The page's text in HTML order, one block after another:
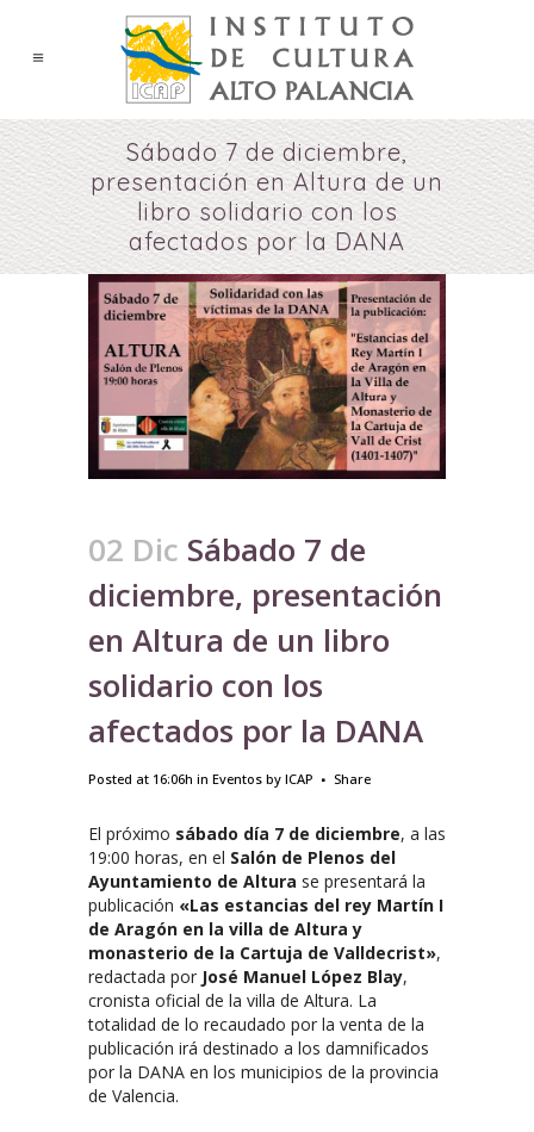
Sábado 7 de diciembre,
presentación en Altura de un
libro solidario con los
afectados por la DANA
02 Dic Sábado 7 de
diciembre, presentación
en Altura de un libro
solidario con los
afectados por la DANA
Posted at 16:06h in Eventos by ICAP Share
El próximo sábado día 7 de diciembre, a las
19:00 horas, en el Salón de Plenos del
Ayuntamiento de Altura se presentará la
publicación «Las estancias del rey Martín I
de Aragón en la villa de Altura y
monasterio de la Cartuja de Valldecrist»,
redactada por José Manuel López Blay,
cronista oficial de la villa de Altura. La
totalidad de lo recaudado por la venta de la
publicación irá destinado a los damnificados
por la DANA en los municipios de la provincia
de Valencia.